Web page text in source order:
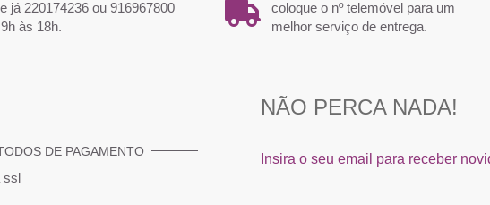
já 220174236 ou 916967800
às 18h.
coloque o nº telemóvel para um
melhor serviço de entrega.
DE PAGAMENTO